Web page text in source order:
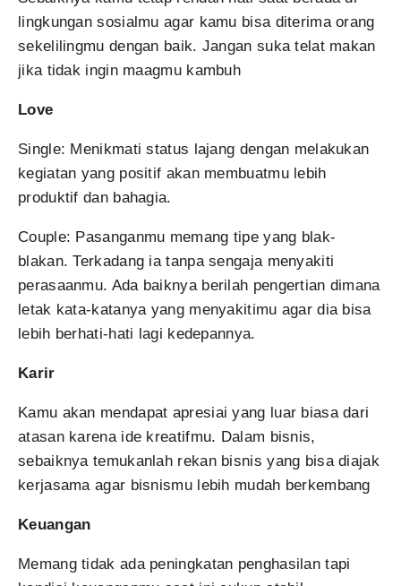
lingkungan sosialmu agar kamu bisa diterima orang
sekelilingmu dengan baik. Jangan suka telat makan
jika tidak ingin maagmu kambuh
Love
Single: Menikmati status lajang dengan melakukan
kegiatan yang positif akan membuatmu lebih
produktif dan bahagia.
Couple: Pasanganmu memang tipe yang blak-
blakan. Terkadang ia tanpa sengaja menyakiti
perasaanmu. Ada baiknya berilah pengertian dimana
letak kata-katanya yang menyakitimu agar dia bisa
lebih berhati-hati lagi kedepannya.
Karir
Kamu akan mendapat apresiai yang luar biasa dari
atasan karena ide kreatifmu. Dalam bisnis,
sebaiknya temukanlah rekan bisnis yang bisa diajak
kerjasama agar bisnismu lebih mudah berkembang
Keuangan
Memang tidak ada peningkatan penghasilan tapi